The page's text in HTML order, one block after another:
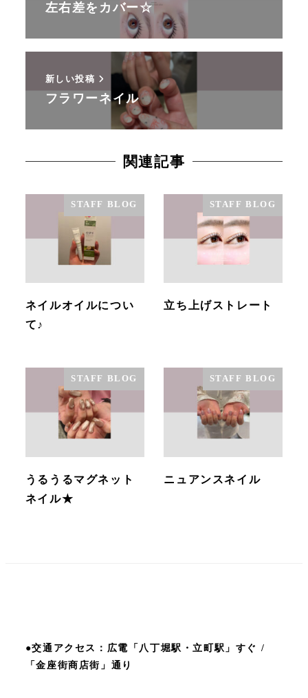
左右差をカバー☆
新しい投稿
フラワーネイル
関連記事
STAFF BLOG
ネイルオイルについ
て♪
STAFF BLOG
立ち上げストレート
STAFF BLOG
うるうるマグネット
ネイル★
STAFF BLOG
ニュアンスネイル
●交通アクセス：広電「八丁堀駅・立町駅」すぐ /
「金座街商店街」通り